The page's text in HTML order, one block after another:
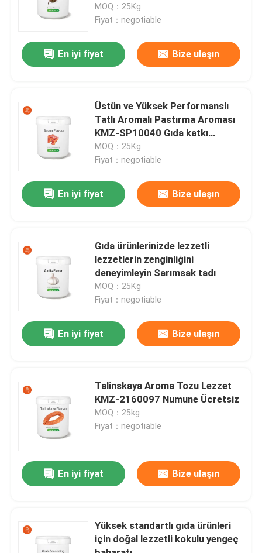
Ürünler
videolar
Hakkımızda
Kalite kontrol
Bize Ulaşın
Bir teklif isteği
İçecek Aroması
gereksinimleri için
MOQ：25Kg
Fiyat：negotiable
En iyi fiyat Bize ulaşın
Üstün ve Yüksek Performanslı
Tatlı Aromalı Pastırma Aroması
KMZ-SP10040 Gıda katkı
maddeleri için
MOQ：25Kg
Fiyat：negotiable
En iyi fiyat Bize ulaşın
Gıda ürünlerinizde lezzetli
lezzetlerin zenginliğini
deneyimleyin Sarımsak tadı
MOQ：25Kg
Fiyat：negotiable
En iyi fiyat Bize ulaşın
Talinskaya Aroma Tozu Lezzet
KMZ-2160097 Numune Ücretsiz
MOQ：25kg
Fiyat：negotiable
En iyi fiyat Bize ulaşın
Yüksek standartlı gıda ürünleri
için doğal lezzetli kokulu yengeç